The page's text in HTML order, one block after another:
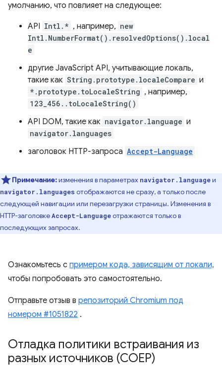
умолчанию, что повлияет на следующее:
API Intl.* , например, new
Intl.NumberFormat().resolvedOptions().local
e
другие JavaScript API, учитывающие локаль,
такие как String.prototype.localeCompare и
*.prototype.toLocaleString , например,
123_456..toLocaleString()
API DOM, такие как navigator.language и
navigator.languages
заголовок HTTP-запроса Accept-Language
Примечание:изменения в параметрах navigator.languageи
navigator.languages ​​отображаются не сразу, а только после
следующей навигации или перезагрузки страницы. Изменения в
HTTP-заголовкеAccept-Languageотражаются только в
последующих запросах.
Ознакомьтесь с примером кода, зависящим от локали,
чтобы попробовать это самостоятельно.
Отправьте отзыв в репозиторий Chromium под
номером #1051822 .
Отладка политики встраивания из
разных источников (COEP)